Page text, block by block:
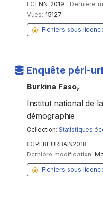
ID: ENN-2019 Dernière
Vues: 15127
Fichiers sous
Enquête péri-
Burkina Faso,
Institut national de
démographie
Collection: Statistiques
ID: PERI-URBAIN2018
Dernière modification:
Fichiers sous